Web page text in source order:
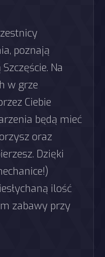
poznają
Na
w grze
Ciebie
będą mieć
oraz
Dzięki
ilość
zabawy przy